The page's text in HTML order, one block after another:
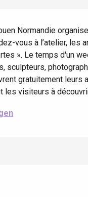
Normandie
vous à l’atelier, les
». Le temps d'un
sculpteurs,
gratuitement leurs
les visiteurs à